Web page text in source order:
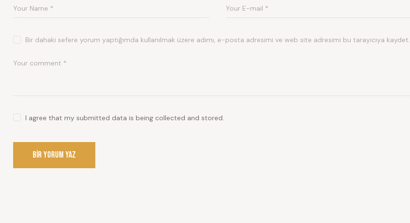
Bir dahaki sefere yorum yaptığımda kullanılmak üzere adımı, e-posta adresimi ve web site adresimi bu tarayıcıya kaydet.
I agree that my submitted data is being collected and stored.